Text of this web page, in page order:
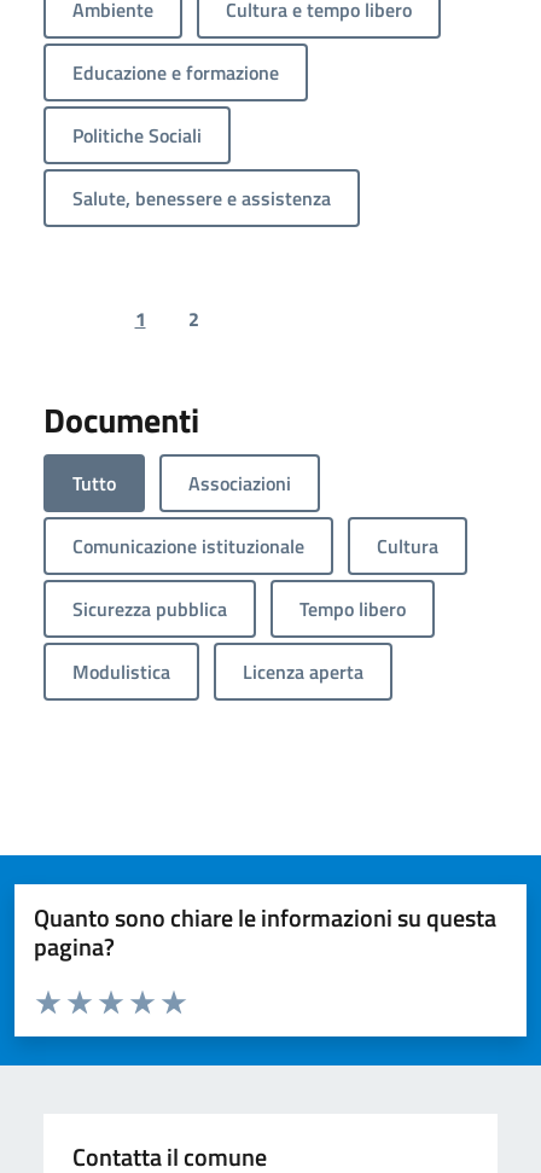
Ambiente Cultura e tempo libero
Educazione e formazione
Politiche Sociali
Salute, benessere e assistenza
Previous page
1 2
Documenti
Tutto Associazioni
Comunicazione istituzionale Cultura
Sicurezza pubblica Tempo libero
Modulistica Licenza aperta
Quanto sono chiare le informazioni su questa
pagina?
Valuta da 1 a 5 stelle la pagina
Valuta 5 stelle su 5
Valuta 4 stelle su 5
Valuta 3 stelle su 5
Valuta 2 stelle su 5
Valuta 1 stelle su 5
Contatta il comune